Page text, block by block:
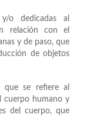
y/o dedicadas al
relación con el
y de paso, que
de objetos
que se refiere al
cuerpo humano y
del cuerpo, que